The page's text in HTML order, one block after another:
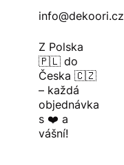
info@dekoori.cz
Z Polska
🇵🇱 do
Česka 🇨🇿
– každá
objednávka
s ❤️ a
vášní!